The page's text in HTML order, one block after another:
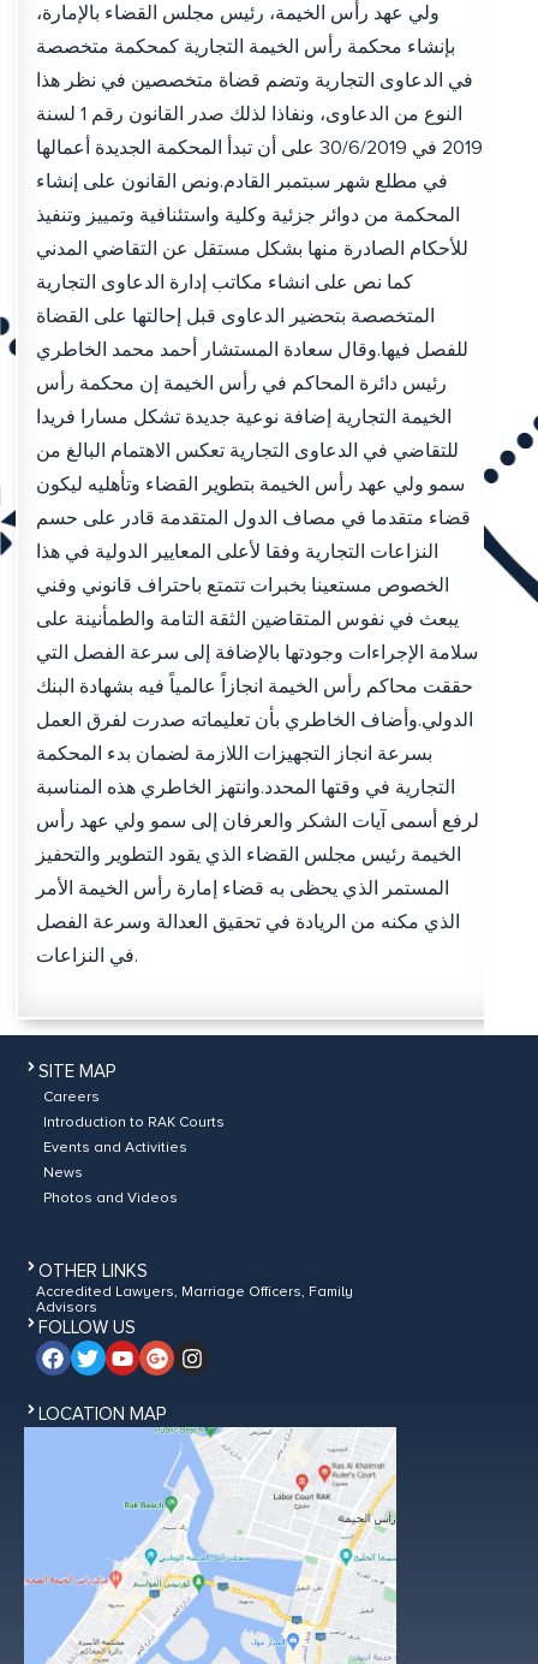
ولي عهد رأس الخيمة، رئيس مجلس القضاء بالإمارة،
بإنشاء محكمة رأس الخيمة التجارية كمحكمة متخصصة
في الدعاوى التجارية وتضم قضاة متخصصين في نظر هذا
النوع من الدعاوى، ونفاذا لذلك صدر القانون رقم 1 لسنة
2019 في 30/6/2019 على أن تبدأ المحكمة الجديدة أعمالها
في مطلع شهر سبتمبر القادم.ونص القانون على إنشاء
المحكمة من دوائر جزئية وكلية واستئنافية وتمييز وتنفيذ
للأحكام الصادرة منها بشكل مستقل عن التقاضي المدني
كما نص على انشاء مكاتب إدارة الدعاوى التجارية
المتخصصة بتحضير الدعاوى قبل إحالتها على القضاة
للفصل فيها.وقال سعادة المستشار أحمد محمد الخاطري
رئيس دائرة المحاكم في رأس الخيمة إن محكمة رأس
الخيمة التجارية إضافة نوعية جديدة تشكل مسارا فريدا
للتقاضي في الدعاوى التجارية تعكس الاهتمام البالغ من
سمو ولي عهد رأس الخيمة بتطوير القضاء وتأهليه ليكون
قضاء متقدما في مصاف الدول المتقدمة قادر على حسم
النزاعات التجارية وفقا لأعلى المعايير الدولية في هذا
الخصوص مستعينا بخبرات تتمتع باحتراف قانوني وفني
يبعث في نفوس المتقاضين الثقة التامة والطمأنينة على
سلامة الإجراءات وجودتها بالإضافة إلى سرعة الفصل التي
حققت محاكم رأس الخيمة انجازاً عالمياً فيه بشهادة البنك
الدولي.وأضاف الخاطري بأن تعليماته صدرت لفرق العمل
بسرعة انجاز التجهيزات اللازمة لضمان بدء المحكمة
التجارية في وقتها المحدد.وانتهز الخاطري هذه المناسبة
لرفع أسمى آيات الشكر والعرفان إلى سمو ولي عهد رأس
الخيمة رئيس مجلس القضاء الذي يقود التطوير والتحفيز
المستمر الذي يحظى به قضاء إمارة رأس الخيمة الأمر
الذي مكنه من الريادة في تحقيق العدالة وسرعة الفصل
في النزاعات.
SITE MAP
Careers
Introduction to RAK Courts
Events and Activities
News
Photos and Videos
OTHER LINKS
Accredited Lawyers, Marriage Officers, Family
Advisors
FOLLOW US
LOCATION MAP